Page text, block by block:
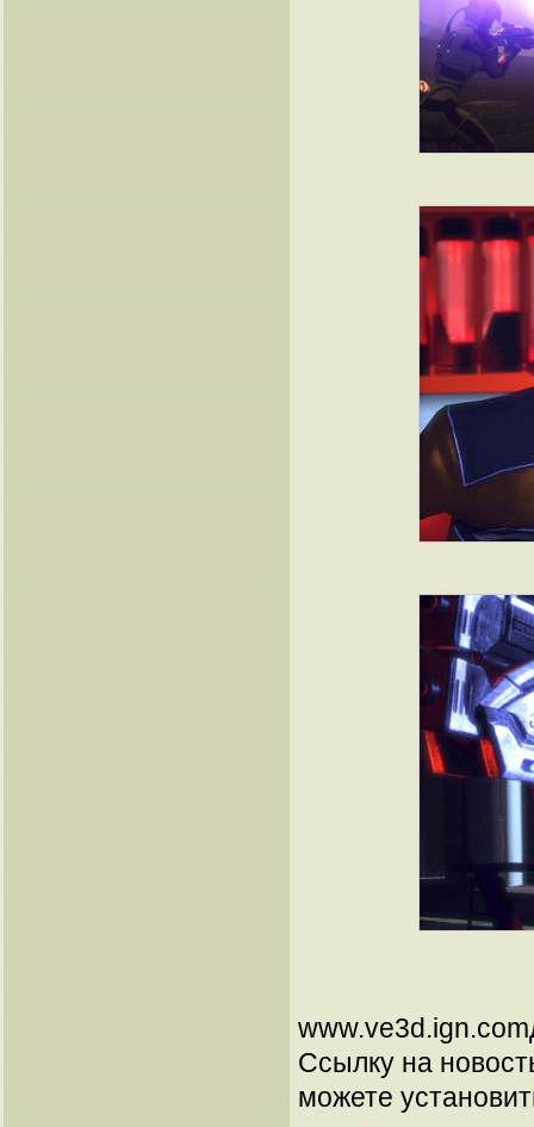
Ссылку на
можете